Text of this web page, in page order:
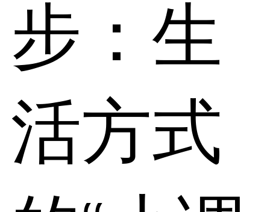
步：生
活方式